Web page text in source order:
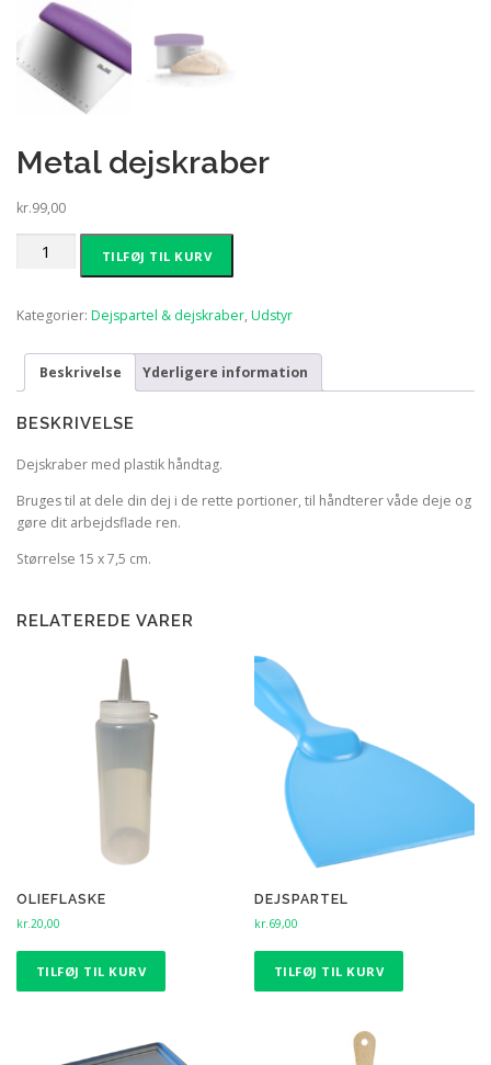
Metal dejskraber
kr.99,00
Metal
TILFØJ TIL KURV
Kategorier: Dejspartel & dejskraber, Udstyr
Beskrivelse Yderligere information
BESKRIVELSE
Dejskraber med plastik håndtag.
Bruges til at dele din dej i de rette portioner, til håndterer våde deje og
gøre dit arbejdsflade ren.
Størrelse 15 x 7,5 cm.
RELATEREDE VARER
OLIEFLASKE
kr. 20,00
TILFØJ TIL KURV
DEJSPARTEL
kr. 69,00
TILFØJ TIL KURV